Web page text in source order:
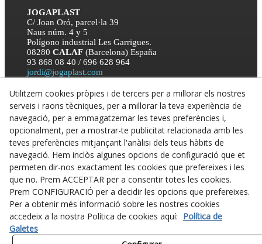
JOGAPLAST
C/ Joan Oró, parcel·la 39
Naus núm. 4 y 5
Polígono industrial Les Garrigues.
08280CALAF(Barcelona) España
93 868 08 40 / 696 628 964
jordi@jogaplast.com
Utilitzem cookies pròpies i de tercers per a millorar els nostres
serveis i raons tècniques, per a millorar la teva experiència de
navegació, per a emmagatzemar les teves preferències i,
opcionalment, per a mostrar-te publicitat relacionada amb les
teves preferències mitjançant l'anàlisi dels teus hàbits de
navegació. Hem inclòs algunes opcions de configuració que et
permeten dir-nos exactament les cookies que prefereixes i les
que no. Prem ACCEPTAR per a consentir totes les cookies.
Prem CONFIGURACIÓ per a decidir les opcions que prefereixes.
Per a obtenir més informació sobre les nostres cookies
accedeix a la nostra Política de cookies aquí: Política de
Galetes